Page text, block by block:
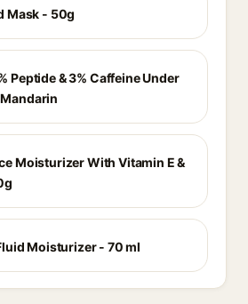
Mask - 50g
Peptide & 3% Caffeine Under
Moisturizer With Vitamin E &
Moisturizer - 70 ml